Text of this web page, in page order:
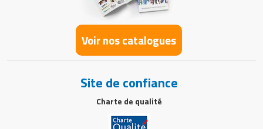
Voir nos catalogues
Site de confiance
Charte de qualité